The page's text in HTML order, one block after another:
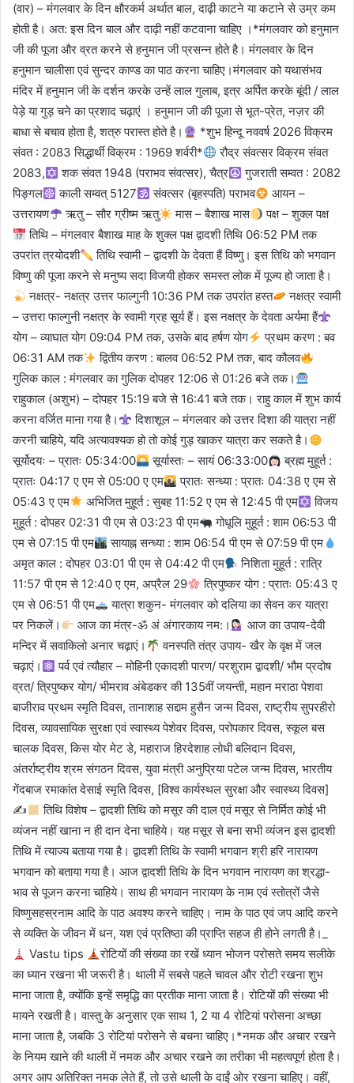
(वार) – मंगलवार के दिन क्षौरकर्म अर्थात बाल, दाढ़ी काटने या कटाने से उम्र कम
होती है। अत: इस दिन बाल और दाढ़ी नहीं कटवाना चाहिए ।*मंगलवार को हनुमान
जी की पूजा और व्रत करने से हनुमान जी प्रसन्न होते है। मंगलवार के दिन
हनुमान चालीसा एवं सुन्दर काण्ड का पाठ करना चाहिए।मंगलवार को यथासंभव
मंदिर में हनुमान जी के दर्शन करके उन्हें लाल गुलाब, इत्र अर्पित करके बूंदी / लाल
पेड़े या गुड़ चने का प्रशाद चढ़ाएं । हनुमान जी की पूजा से भूत-प्रेत, नज़र की
बाधा से बचाव होता है, शत्रु परास्त होते है।
*शुभ हिन्दू नववर्ष 2026 विक्रम
संवत : 2083 सिद्धार्थी विक्रम : 1969 शर्वरी*
रौद्र संवत्सर विक्रम संवत
2083,
शक संवत 1948 (पराभव संवत्सर), चैत्र
गुजराती सम्वत : 2082
पिङ्गल
काली सम्वत् 5127 संवत्सर (बृहस्पति) पराभव
आयन –
उत्तरायण
ऋतु – सौर ग्रीष्म ऋतु मास – बैशाख मास
पक्ष – शुक्ल पक्ष
तिथि – मंगलवार बैशाख माह के शुक्ल पक्ष द्वादशी तिथि 06:52 PM तक
उपरांत त्रयोदशी
तिथि स्वामी – द्वादशी के देवता हैं विष्णु। इस तिथि को भगवान
विष्णु की पूजा करने से मनुष्य सदा विजयी होकर समस्त लोक में पूज्य हो जाता है।
नक्षत्र- नक्षत्र उत्तर फाल्गुनी 10:36 PM तक उपरांत हस्त
नक्षत्र स्वामी
– उत्तरा फाल्गुनी नक्षत्र के स्वामी ग्रह सूर्य हैं। इस नक्षत्र के देवता अर्यमा हैं
योग – व्याघात योग 09:04 PM तक, उसके बाद हर्षण योग
प्रथम करण : बव
06:31 AM तक
द्वितीय करण : बालव 06:52 PM तक, बाद कौलव
गुलिक काल : मंगलवार का गुलिक दोपहर 12:06 से 01:26 बजे तक।
राहुकाल (अशुभ) – दोपहर 15:19 बजे से 16:41 बजे तक। राहु काल में शुभ कार्य
करना वर्जित माना गया है।
दिशाशूल – मंगलवार को उत्तर दिशा की यात्रा नहीं
करनी चाहिये, यदि अत्यावश्यक हो तो कोई गुड़ खाकर यात्रा कर सकते है।
सूर्योदयः – प्रातः 05:34:00
सूर्यास्तः – सायं 06:33:00
ब्रह्म मुहूर्त :
प्रातः 04:17 ए एम से 05:00 ए एम
प्रातः सन्ध्या : प्रातः 04:38 ए एम से
05:43 ए एम
अभिजित मुहूर्त : सुबह 11:52 ए एम से 12:45 पी एम
विजय
मुहूर्त : दोपहर 02:31 पी एम से 03:23 पी एम
गोधूलि मुहूर्त : शाम 06:53 पी
एम से 07:15 पी एम
सायाह्न सन्ध्या : शाम 06:54 पी एम से 07:59 पी एम
अमृत काल : दोपहर 03:01 पी एम से 04:42 पी एम
निशिता मुहूर्त : रात्रि
11:57 पी एम से 12:40 ए एम, अप्रैल 29
त्रिपुष्कर योग : प्रातः 05:43 ए
एम से 06:51 पी एम
यात्रा शकुन- मंगलवार को दलिया का सेवन कर यात्रा
पर निकलें।
आज का मंत्र-ॐ अं अंगारकाय नम:।
आज का उपाय-देवी
मन्दिर में सवाकिलो अनार चढ़ाएं।
वनस्पति तंत्र उपाय- खैर के वृक्ष में जल
चढ़ाएं।
पर्व एवं त्यौहार – मोहिनी एकादशी पारण/ परशुराम द्वादशी/ भौम प्रदोष
व्रत/ त्रिपुष्कर योग/ भीमराव अंबेडकर की 135वीं जयन्ती, महान मराठा पेशवा
बाजीराव प्रथम स्मृति दिवस, तानाशाह सद्दाम हुसैन जन्म दिवस, राष्ट्रीय सुपरहीरो
दिवस, व्यावसायिक सुरक्षा एवं स्वास्थ्य पेशेवर दिवस, परोपकार दिवस, स्कूल बस
चालक दिवस, किस योर मेट डे, महाराज हिरदेशाह लोधी बलिदान दिवस,
अंतर्राष्ट्रीय श्रम संगठन दिवस, युवा मंत्री अनुप्रिया पटेल जन्म दिवस, भारतीय
गेंदबाज रमाकांत देसाई स्मृति दिवस, [विश्व कार्यस्थल सुरक्षा और स्वास्थ्य दिवस]
✍
तिथि विशेष – द्वादशी तिथि को मसूर की दाल एवं मसूर से निर्मित कोई भी
व्यंजन नहीं खाना न ही दान देना चाहिये। यह मसूर से बना सभी व्यंजन इस द्वादशी
तिथि में त्याज्य बताया गया है। द्वादशी तिथि के स्वामी भगवान श्री हरि नारायण
भगवान को बताया गया है। आज द्वादशी तिथि के दिन भगवान नारायण का श्रद्धा-
भाव से पूजन करना चाहिये। साथ ही भगवान नारायण के नाम एवं स्तोत्रों जैसे
विष्णुसहस्रनाम आदि के पाठ अवश्य करने चाहिए। नाम के पाठ एवं जप आदि करने
से व्यक्ति के जीवन में धन, यश एवं प्रतिष्ठा की प्राप्ति सहज ही होने लगती है।_
Vastu tips
रोटियों की संख्या का रखें ध्यान भोजन परोसते समय सलीके
का ध्यान रखना भी जरूरी है। थाली में सबसे पहले चावल और रोटी रखना शुभ
माना जाता है, क्योंकि इन्हें समृद्धि का प्रतीक माना जाता है। रोटियों की संख्या भी
मायने रखती है। वास्तु के अनुसार एक साथ 1, 2 या 4 रोटियां परोसना अच्छा
माना जाता है, जबकि 3 रोटियां परोसने से बचना चाहिए।*नमक और अचार रखने
के नियम खाने की थाली में नमक और अचार रखने का तरीका भी महत्वपूर्ण होता है।
अगर आप अतिरिक्त नमक लेते हैं, तो उसे थाली के दाईं ओर रखना चाहिए। वहीं,